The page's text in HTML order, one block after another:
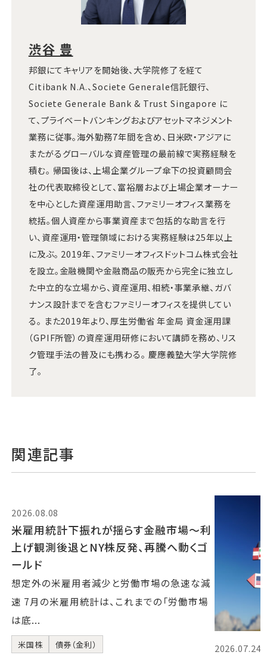
渋谷 豊
邦銀にてキャリアを開始後、大学院修了を経て
Citibank N.A.、Societe Generale信託銀行、
Societe Generale Bank & Trust Singapore に
て、プライベートバンキングおよびアセットマネジメント
業務に従事。海外勤務7年間を含め、日米欧・アジアに
またがるグローバルな資産管理の最前線で実務経験を
積む。 帰国後は、上場企業グループ傘下の投資顧問会
社の代表取締役として、富裕層および上場企業オーナー
を中心とした資産運用助言、ファミリーオフィス業務を
統括。個人資産から事業資産まで包括的な助言を行
い、資産運用・管理領域における実務経験は25年以上
に及ぶ。 2019年、ファミリーオフィスドットコム株式会社
を設立。金融機関や金融商品の販売から完全に独立し
た中立的な立場から、資産運用、相続・事業承継、ガバ
ナンス設計までを含むファミリーオフィスを提供してい
る。 また2019年より、厚生労働省 年金局 資金運用課
（GPIF所管）の資産運用研修において講師を務め、リス
ク管理手法の普及にも携わる。 慶應義塾大学大学院修
了。
関連記事
2026.08.08
米雇用統計下振れが揺らす金融市場～利
上げ観測後退とNY株反発、再騰へ動くゴ
ールド
想定外の米雇用者減少と労働市場の急速な減
速 7月の米雇用統計は、これまでの「労働市場
は底...
米国株 債券（金利） 2026.07.24